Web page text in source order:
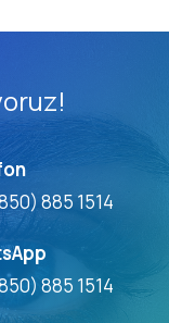
885 1514
885 1514